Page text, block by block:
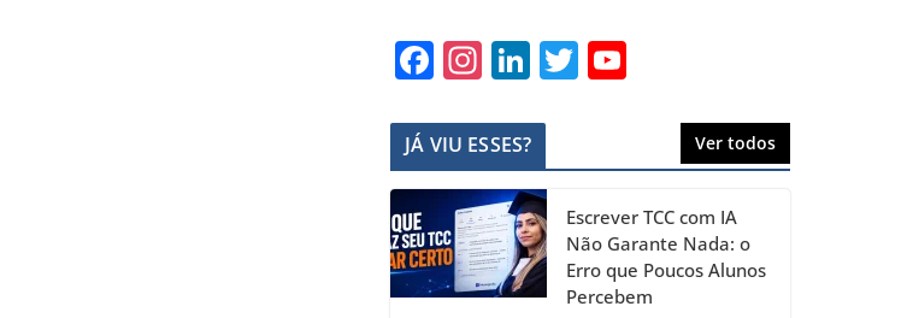
F
c
e
b
o
o
In
a
gr
a
m
Li
k
e
dI
n
T
er T
u
b
e
JÁ VIU ESSES? Ver todos
Escrever TCC com IA
Não Garante Nada: o
Erro que Poucos Alunos
Percebem